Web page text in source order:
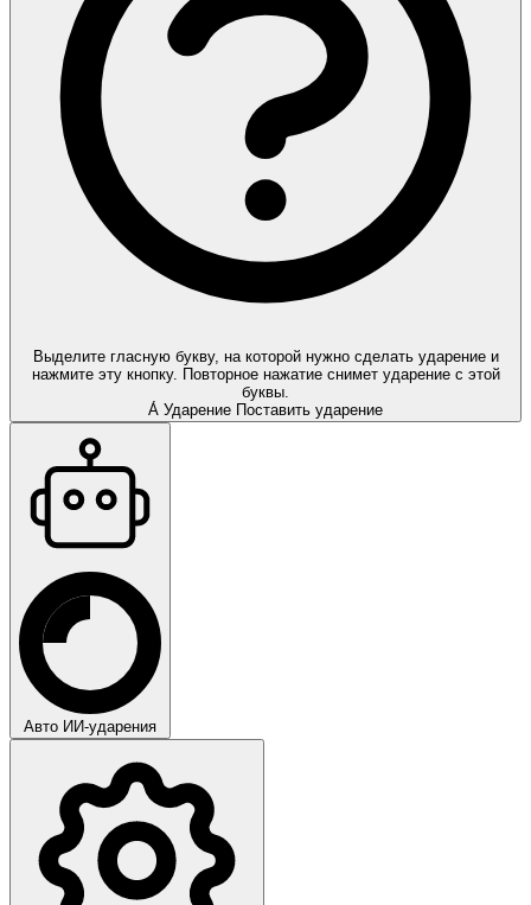
Выделите гласную букву, на которой нужно сделать ударение и
нажмите эту кнопку. Повторное нажатие снимет ударение с этой
буквы.
А́ Ударение Поставить ударение
Авто ИИ-ударения